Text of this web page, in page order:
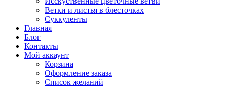
Ветки и листья в блесточках
Суккуленты
Главная
Блог
Контакты
Мой аккаунт
Корзина
Оформление заказа
Список желаний